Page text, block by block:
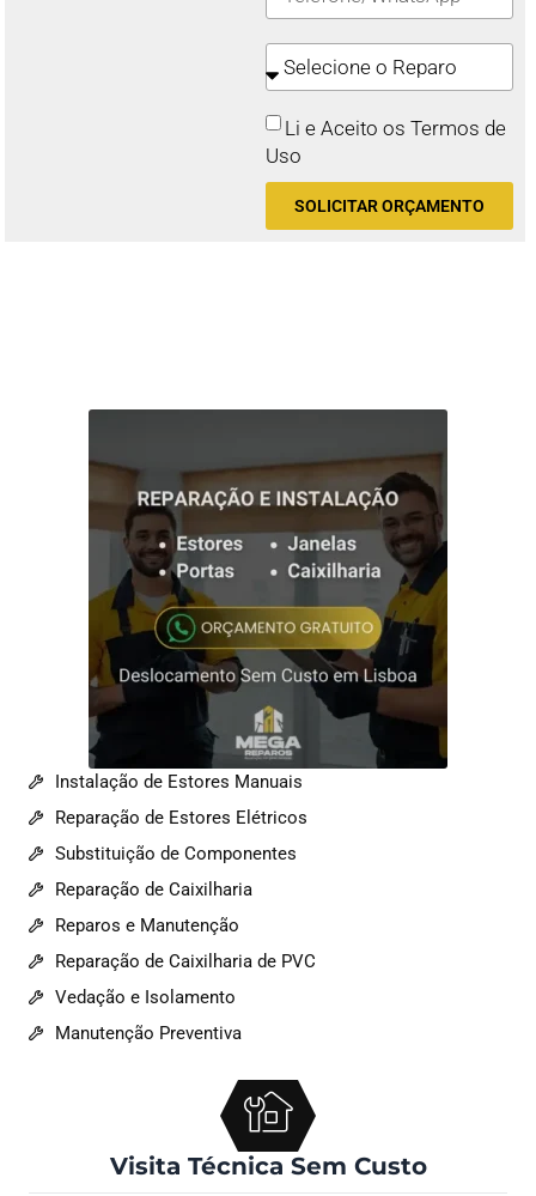
Li e Aceito os Termos de
Uso
SOLICITAR ORÇAMENTO
Instalação de Estores Manuais
Reparação de Estores Elétricos
Substituição de Componentes
Reparação de Caixilharia
Reparos e Manutenção
Reparação de Caixilharia de PVC
Vedação e Isolamento
Manutenção Preventiva
Visita Técnica Sem Custo